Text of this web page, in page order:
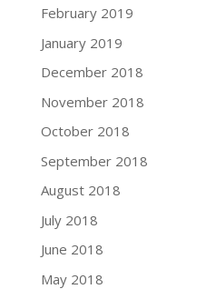
February 2019
January 2019
December 2018
November 2018
October 2018
September 2018
August 2018
July 2018
June 2018
May 2018